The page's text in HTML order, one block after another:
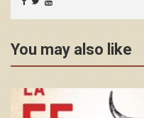
You may also like